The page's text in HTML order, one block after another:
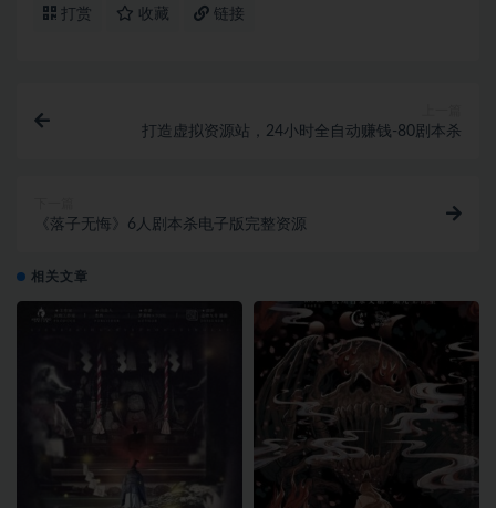
打赏 收藏 链接
打造虚拟资源站，24小时全自动赚钱-80剧本杀
《落子无悔》6人剧本杀电子版完整资源
相关文章